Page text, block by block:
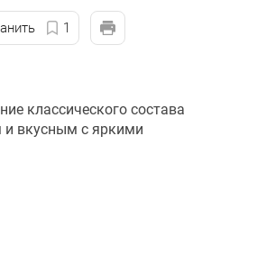
1
классического состава
и вкусным с яркими